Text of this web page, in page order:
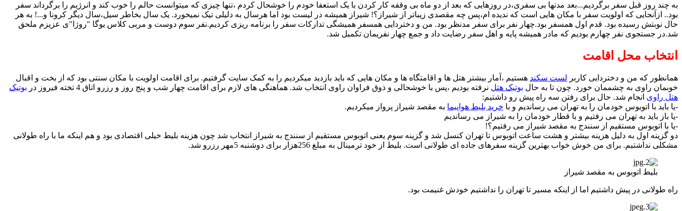
به چند روز قبل سفر برگردیم...بعد مدتها بی سفری،در روزهایی که بعد از دو ماه بی وقفه کار کردن با یک استعفا خودم را خوشحال کردم ،تنها چیزی که میتوانست حالم را خوب کند و انرژیم را برگرداند سفر
بود.. ازآنجایی که اولویت سفر با مکان هایی است که ندیده ام،پس چه مقصدی زیباتر از شیراز؟! شیراز همیشه در لیست بود اما هرسال به دلیلی تیک نمیخورد. یک سال بخاطر سیل،سال دیگر کرونا و...! به هر
حال نوبتش رسیده بود. قدم اول همسفر بود.چهار نفر برای سفر مدنظر بود. من و دختردایی همسفر همیشگی تدارکات سفر را برنامه ریزی کردیم.نفر سوم دوست و مربی کلاس یوگا "روژا"ی عزیزم ملحق
شد.در جستجوی نفر چهارم بودیم که مادر همیشه پایه و اهل سفر رضایت داد و جمع چهار نفریمان تکمیل شد.
انتخاب محل اقامت
همانطور که من و دختردایی کاربر لست سکند هستیم ،آمار بیشتر هتل ها و اقامتگاه ها و مکان هایی که باید بازدید میکردیم را به کمک سایت گرفتیم. برای اقامت اولویت با مکان سنتی بود که از بخت و اقبال
خوبمان راوی به چشممان خورد. چون تا به حال بوتیک هتل نرفته بودیم ،پس با خوشحالی و ذوق فراوان راوی انتخاب شد. هماهنگی های لازم برای اقامت چهار شب و پنج روز و رزرو اتاق 4 تخته فیروز در
بوتیک
هتل راوی انجام شد. حال برای رفتن سه راه پیش رو داشتیم:
-یا باید با اتوبوس خودمان را به تهران می رساندیم و با خرید بلیط هواپیما به مقصد شیراز پرواز میکردیم.
-یا باز باید به تهران می رفتیم و با قطار خودمان را به شیراز می رساندیم
-یا با اتوبوس مستقیم از سنندج به مقصد شیراز می رفتیم؟!
دو گزینه اول به دلیل هزینه بیشتر و هشت ساعت اتوبوس تا تهران کنسل شد و گزینه سوم یعنی اتوبوس مستقیم از سنندج به شیراز انتخاب شد چون هزینه بلیط خیلی اقتصادی بود و هم اینکه ما با راه طولانی
مشکلی نداشتیم. برای من خوش خواب بهترین گزینه سفرهای جاده ای طولانی است. بلیط از خود ترمینال به مبلغ 256هزار برای دوشنبه 5مهر رزرو شد.
بلیط اتوبوس به مقصد شیراز
راه طولانی در پیش داشتیم اما از اینکه مسیر تا تهران را نداشتیم خودش غنیمت بود.